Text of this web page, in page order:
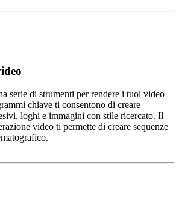
serie di strumenti per rendere i tuoi video
chiave ti consentono di creare
loghi e immagini con stile ricercato. Il
video ti permette di creare sequenze